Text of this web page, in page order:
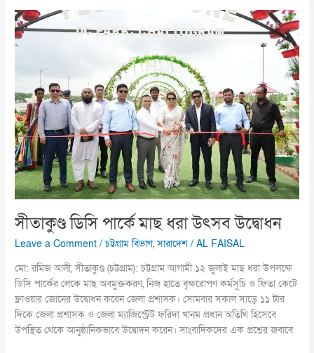
সীতাকুণ্ড ডিসি পার্কে মাছ ধরা উৎসব উদ্বোধন
Leave a Comment /চট্টগ্রাম বিভাগ,সারাদেশ /AL FAISAL
মো: রমিজ আলী, সীতাকুণ্ড (চট্টগ্রাম): চট্টগ্রাম আগামী ১২ জুলাই মাছ ধরা উপলক্ষে
ডিসি পার্কের লেকে মাছ অবমুক্তকরণ, নিজ হাতে বৃক্ষরোপণ কর্মসূচি ও ফিতা কেটে
ফ্লাওয়ার জোনের উদ্বোধন করেন জেলা প্রশাসক। সোমবার সকাল সাড়ে ১১ টার
দিকে জেলা প্রশাসক ও জেলা ম্যাজিস্ট্রেট ফরিদা খানম প্রধান অতিথি হিসেবে
উপস্থিত থেকে আনুষ্ঠানিকভাবে উদ্বোদন করেন। সাংবাদিকদের এক প্রশ্নের জবাবে
সীতাকুণ্ড
ডিসি
পার্কে
ধরা
উৎসব
উদ্বোধন